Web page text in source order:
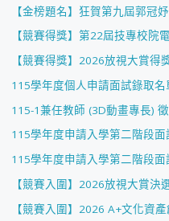
【金榜題名】狂賀第九屆郭冠
【競賽得獎】第22屆技專校院
【競賽得獎】2026放視大賞得
115學年度個人申請面試錄取
115-1兼任教師 (3D動畫專長)
115學年度申請入學第二階段
115學年度申請入學第二階段
【競賽入圍】2026放視大賞決
【競賽入圍】2026 A+文化資